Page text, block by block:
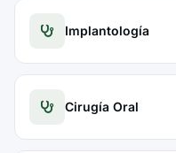
Implantología
Cirugía Oral